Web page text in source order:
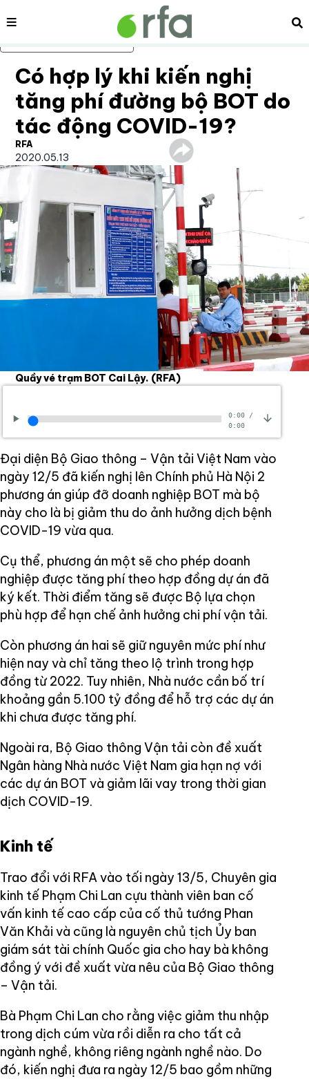
Bỏ qua nội dung chính
Nội dung
Có hợp lý khi kiến nghị
tăng phí đường bộ BOT do
tác động COVID-19?
RFA
2020.05.13
Quầy vé trạm BOT Cai Lậy. (RFA)
0:00/
0:00
Đại diện Bộ Giao thông – Vận tải Việt Nam vào
ngày 12/5 đã kiến nghị lên Chính phủ Hà Nội 2
phương án giúp đỡ doanh nghiệp BOT mà bộ
này cho là bị giảm thu do ảnh hưởng dịch bệnh
COVID-19 vừa qua.
Cụ thể, phương án một sẽ cho phép doanh
nghiệp được tăng phí theo hợp đồng dự án đã
ký kết. Thời điểm tăng sẽ được Bộ lựa chọn
phù hợp để hạn chế ảnh hưởng chi phí vận tải.
Còn phương án hai sẽ giữ nguyên mức phí như
hiện nay và chỉ tăng theo lộ trình trong hợp
đồng từ 2022. Tuy nhiên, Nhà nước cần bố trí
khoảng gần 5.100 tỷ đồng để hỗ trợ các dự án
khi chưa được tăng phí.
Ngoài ra, Bộ Giao thông Vận tải còn đề xuất
Ngân hàng Nhà nước Việt Nam gia hạn nợ với
các dự án BOT và giảm lãi vay trong thời gian
dịch COVID-19.
Kinh tế
Trao đổi với RFA vào tối ngày 13/5, Chuyên gia
kinh tế Phạm Chi Lan cựu thành viên ban cố
vấn kinh tế cao cấp của cố thủ tướng Phan
Văn Khải và cũng là nguyên chủ tịch Ủy ban
giám sát tài chính Quốc gia cho hay bà không
đồng ý với đề xuất vừa nêu của Bộ Giao thông
– Vận tải.
Bà Phạm Chi Lan cho rằng việc giảm thu nhập
trong dịch cúm vừa rồi diễn ra cho tất cả
ngành nghề, không riêng ngành nghề nào. Do
đó, kiến nghị đưa ra ngày 12/5 bao gồm những